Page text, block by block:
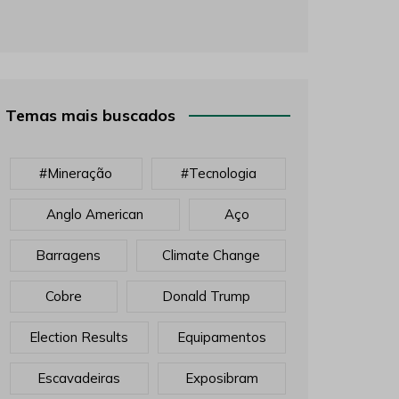
Temas mais buscados
#mineração #tecnologia
Anglo American Aço
Barragens Climate Change
Cobre Donald Trump
Election Results Equipamentos
Escavadeiras Exposibram